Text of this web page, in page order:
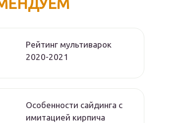
Рейтинг мультиварок
2020-2021
Особенности сайдинга с
имитацией кирпича